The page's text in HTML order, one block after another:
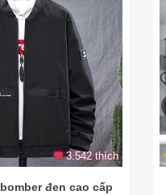
3.542 thích
đen cao cấp